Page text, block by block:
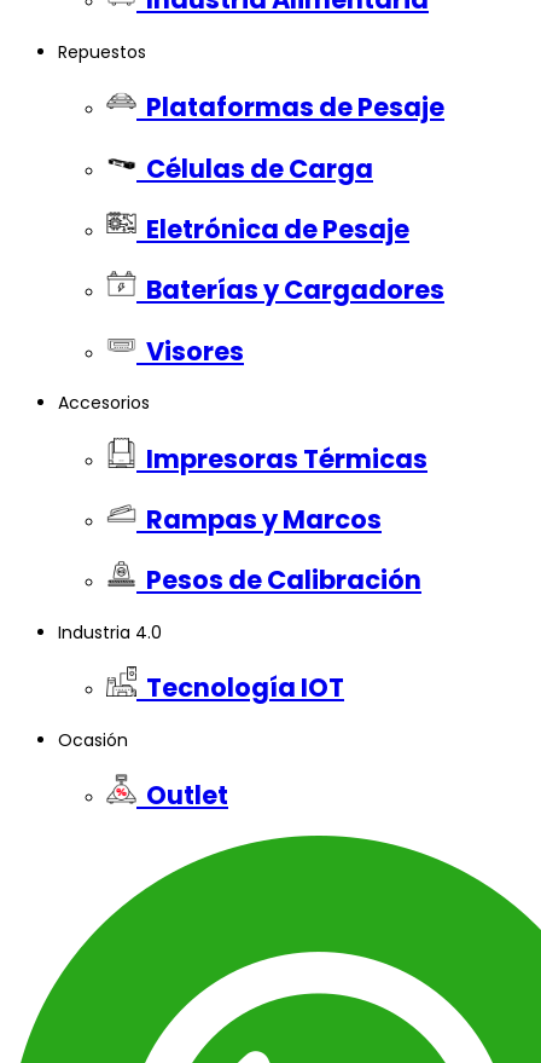
Repuestos
Plataformas de Pesaje
Células de Carga
Eletrónica de Pesaje
Baterías y Cargadores
Visores
Accesorios
Impresoras Térmicas
Rampas y Marcos
Pesos de Calibración
Industria 4.0
Tecnología IOT
Ocasión
Outlet